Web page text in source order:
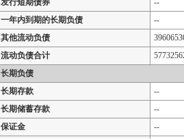
发行短期债券
--
一年内到期的长期负债
--
其他流动负债
流动负债合计
长期负债
长期存款
--
长期储蓄存款
--
保证金
--